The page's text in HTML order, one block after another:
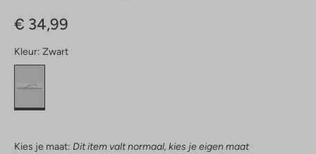
€ 34,99
Kleur: Zwart
Kies je maat: Dit item valt normaal, kies je eigen maat